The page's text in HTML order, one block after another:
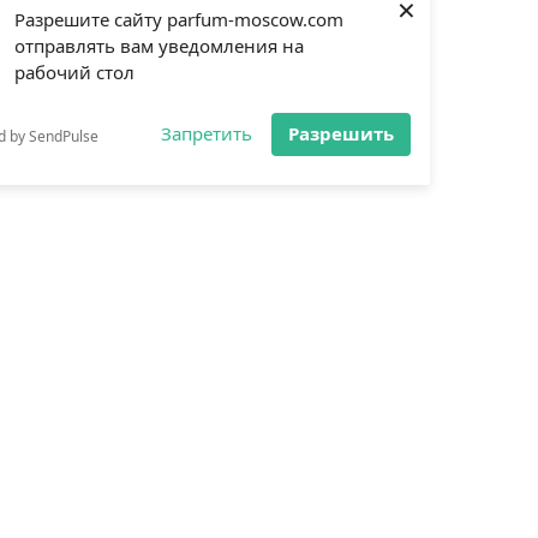
Разрешите сайту parfum-moscow.com
отправлять вам уведомления на
рабочий стол
by SendPulse Запретить Разрешить
×